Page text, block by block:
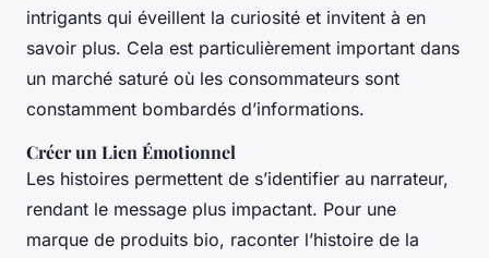
intrigants qui éveillent la curiosité et invitent à en
savoir plus. Cela est particulièrement important dans
un marché saturé où les consommateurs sont
constamment bombardés d’informations.
Créer un Lien Émotionnel
Les histoires permettent de s’identifier au narrateur,
rendant le message plus impactant. Pour une
marque de produits bio, raconter l’histoire de la